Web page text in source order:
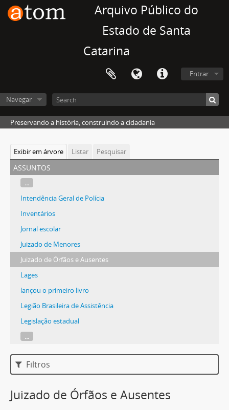
Arquivo Público do
Estado de Santa
Catarina
Entrar
Navegar
Preservando a história, construindo a cidadania
Exibir em árvore Listar Pesquisar
assuntos
...
Intendência Geral de Polícia
Inventários
Jornal escolar
Juizado de Menores
Juizado de Órfãos e Ausentes
Lages
lançou o primeiro livro
Legião Brasileira de Assistência
Legislação estadual
...
Filtros
Juizado de Órfãos e Ausentes